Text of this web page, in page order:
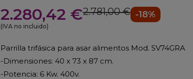
2.280,42 €2.781,00 € -18%
(IVA no incluido)
Parrilla trifásica para asar alimentos Mod. SV74GRA
-Dimensiones: 40 x 73 x 87 cm.
-Potencia: 6 Kw. 400v.